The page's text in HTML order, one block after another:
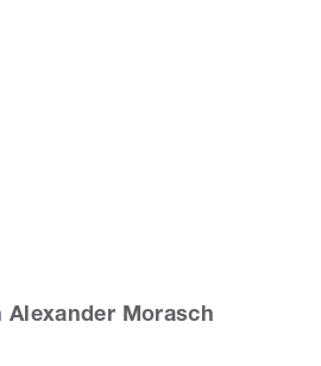
Alexander Morasch